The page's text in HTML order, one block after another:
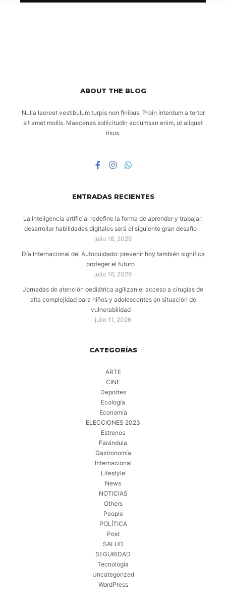
ABOUT THE BLOG
Nulla laoreet vestibulum turpis non finibus. Proin interdum a tortor
sit amet mollis. Maecenas sollicitudin accumsan enim, ut aliquet
risus.
ENTRADAS RECIENTES
La inteligencia artificial redefine la forma de aprender y trabajar:
desarrollar habilidades digitales será el siguiente gran desafío
julio 16, 2026
Día Internacional del Autocuidado: prevenir hoy también significa
proteger el futuro
julio 16, 2026
Jornadas de atención pediátrica agilizan el acceso a cirugías de
alta complejidad para niños y adolescentes en situación de
vulnerabilidad
julio 11, 2026
CATEGORÍAS
ARTE
CINE
Deportes
Ecología
Economía
ELECCIONES 2023
Estrenos
Farándula
Gastronomía
Internacional
Lifestyle
News
NOTICIAS
Others
People
POLÍTICA
Post
SALUD
SEGURIDAD
Tecnología
Uncategorized
WordPress